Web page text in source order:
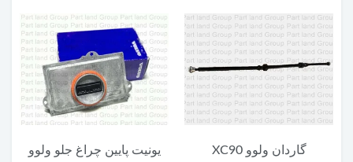
گاردان ولوو XC90
یونیت پایین چراغ جلو ولوو